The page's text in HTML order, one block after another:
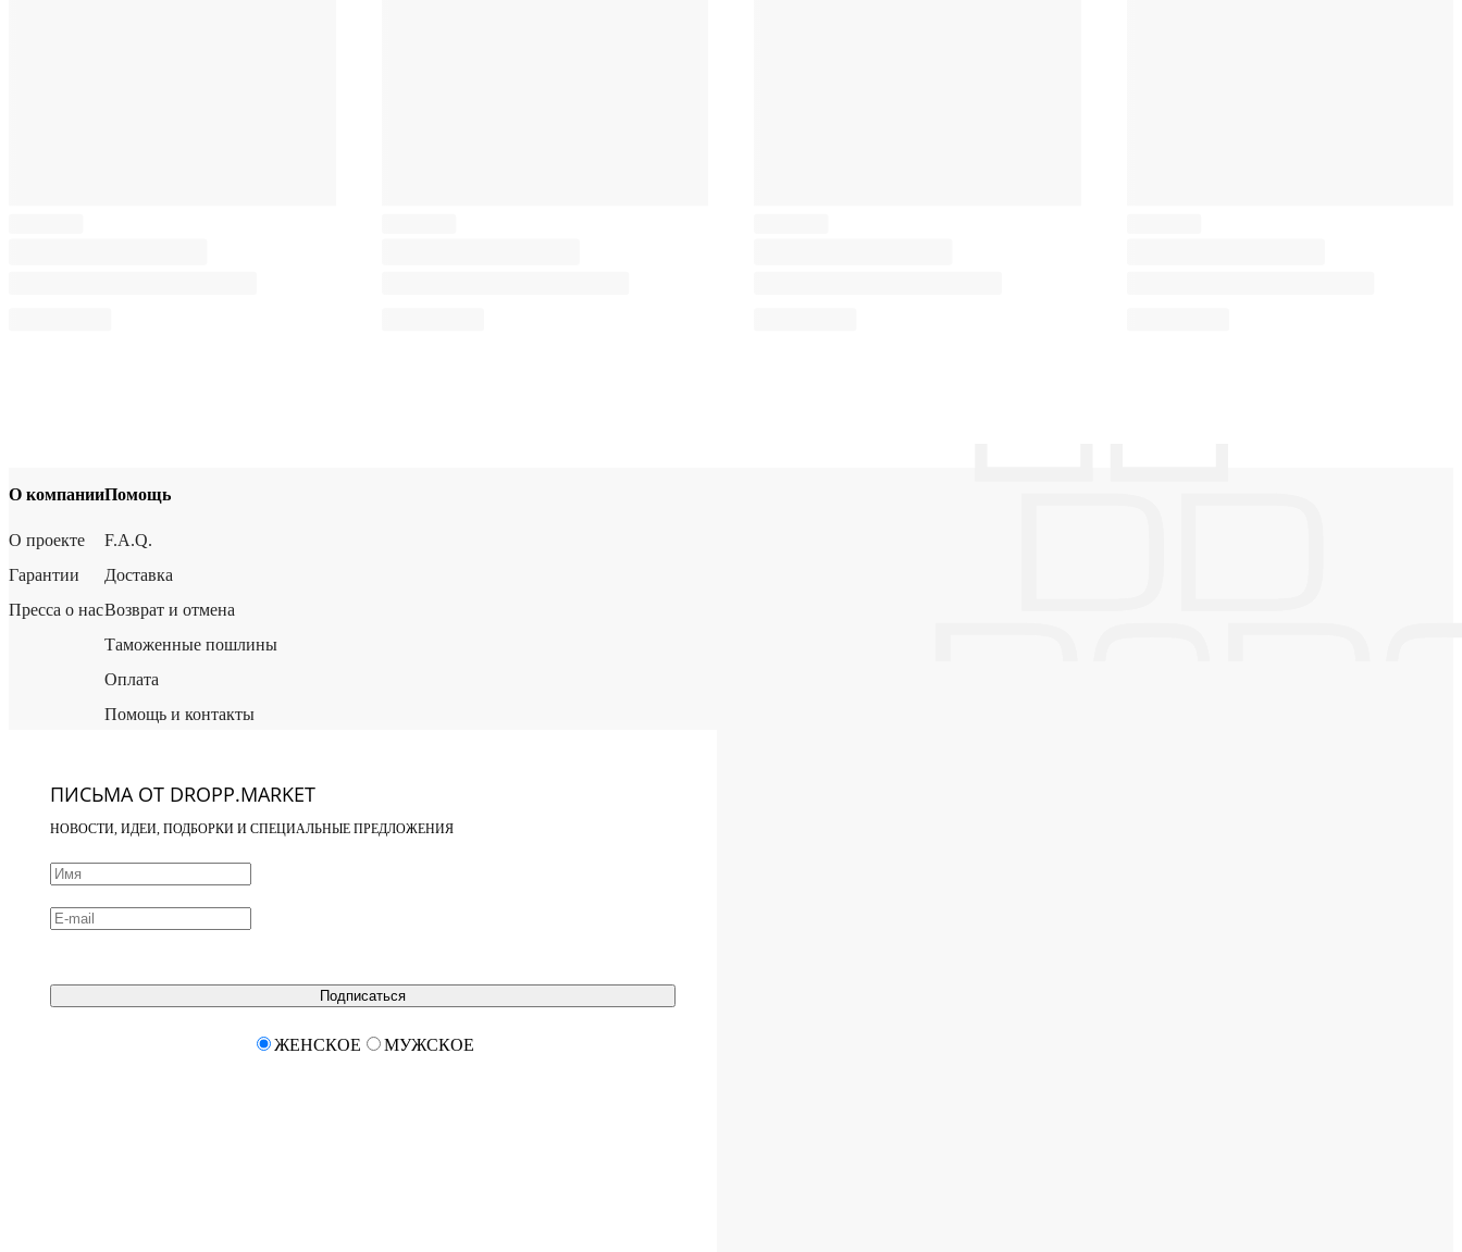
О компании
О проекте
Гарантии
Пресса о нас
Помощь
F.A.Q.
Доставка
Возврат и отмена
Таможенные пошлины
Оплата
Помощь и контакты
ПИСЬМА ОТ DROPP.MARKET
НОВОСТИ, ИДЕИ, ПОДБОРКИ И СПЕЦИАЛЬНЫЕ ПРЕДЛОЖЕНИЯ
Подписаться
ЖЕНСКОЕ МУЖСКОЕ